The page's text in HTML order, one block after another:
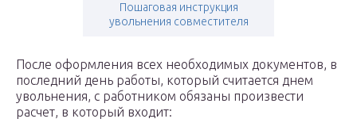
Пошаговая инструкция
увольнения совместителя
После оформления всех необходимых документов, в
последний день работы, который считается днем
увольнения, с работником обязаны произвести
расчет, в который входит: